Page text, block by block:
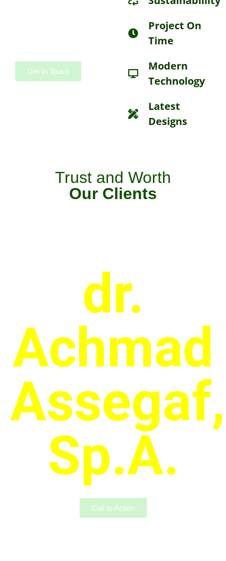
Get In Touch
Project On
Time
Modern
Technology
Latest
Designs
Trust and Worth
Our Clients
dr.
Achmad
Assegaf,
Sp.A.
Call to Action